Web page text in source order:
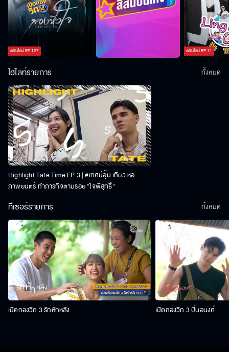
ตอนใหม่EP.127 ตอนใหม่EP.11
ไฮไลท์รายการ
Highlight Tate Time EP.3 | #เทศน์อุ้ม เที่ยว หอ
ภาพยนตร์ ทำภารกิจตามรอย “ใจพิสุทธิ์“
ทั้งหมด
ทีเซอร์รายการ
เปิดกองวิก 3 รักหักหลัง เปิดกองวิก 3 ปิ่นอนงค์
ทั้งหมด